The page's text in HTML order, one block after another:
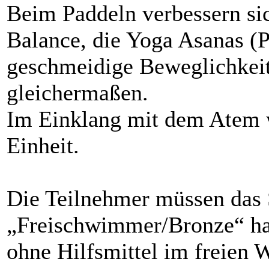
Beim Paddeln verbessern
Balance, die Yoga Asanas
geschmeidige
gleichermaßen.
Im Einklang mit dem Atem
Einheit.
Die Teilnehmer müssen
„Freischwimmer/Bronze“
ohne Hilfsmittel im freien